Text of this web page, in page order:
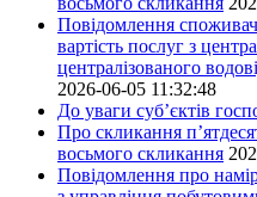
Повідомлення
вартість послуг з
централізованого
2026-06-05 11:32:48
До уваги суб’єктів
Про скликання
восьмого скликання
Повідомлення про